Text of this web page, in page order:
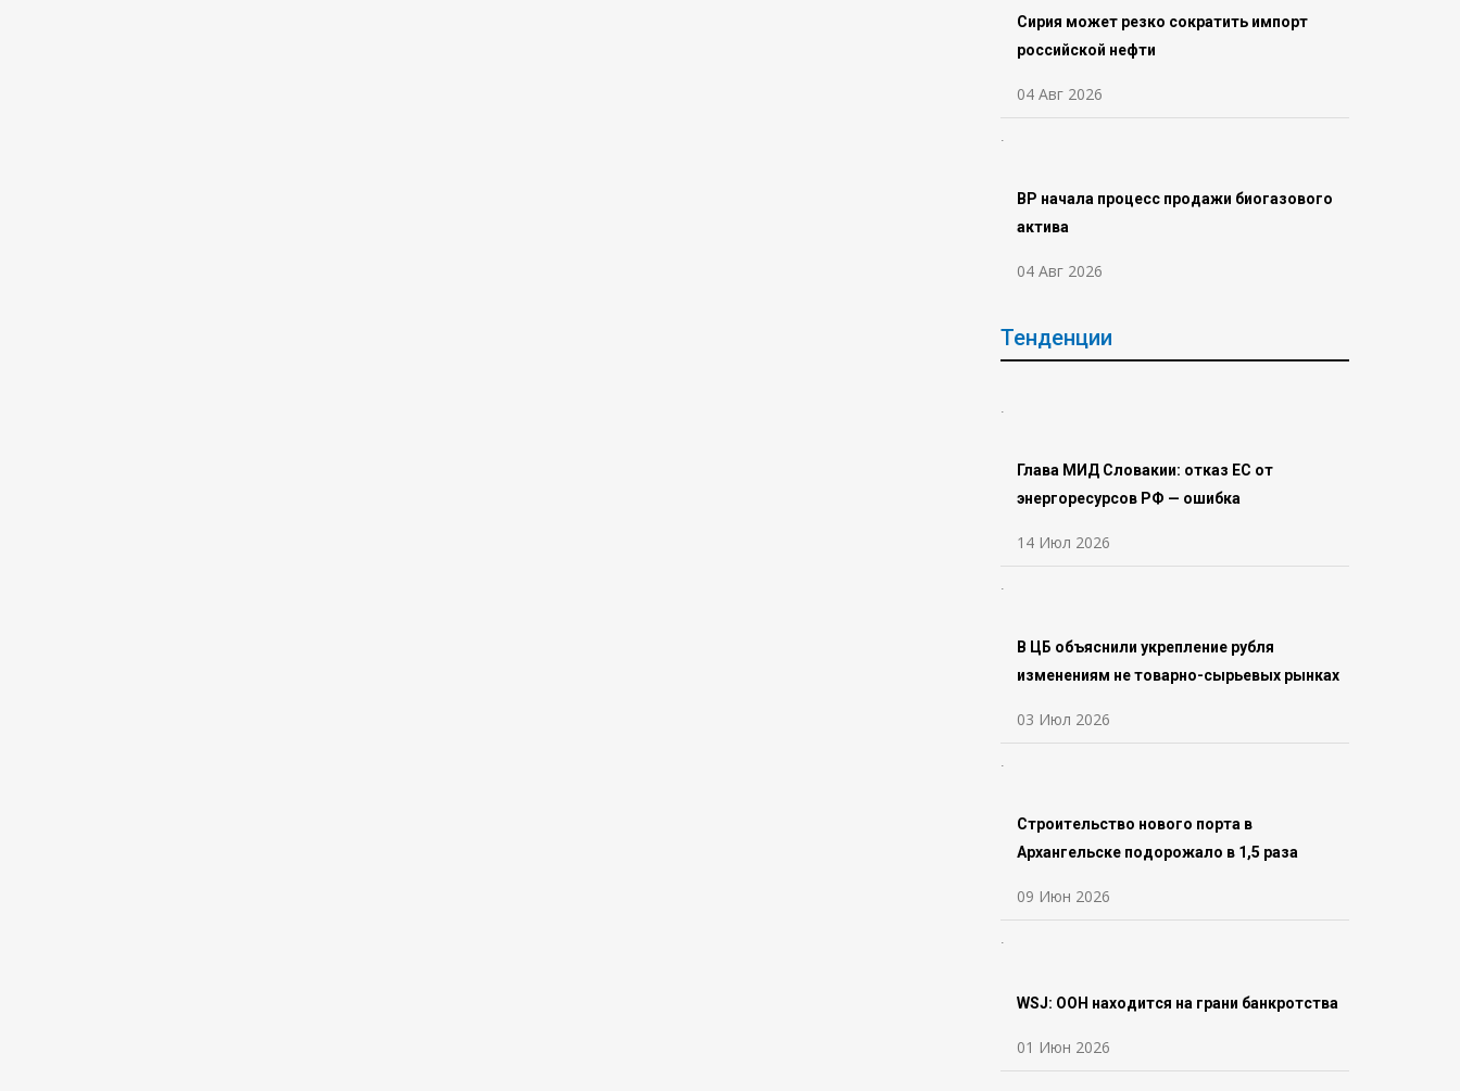
Сирия может резко сократить импорт
российской нефти
04 Авг 2026
BP начала процесс продажи биогазового
актива
04 Авг 2026
Тенденции
Глава МИД Словакии: отказ ЕС от
энергоресурсов РФ — ошибка
14 Июл 2026
В ЦБ объяснили укрепление рубля
изменениям не товарно-сырьевых рынках
03 Июл 2026
Строительство нового порта в
Архангельске подорожало в 1,5 раза
09 Июн 2026
WSJ: ООН находится на грани банкротства
01 Июн 2026